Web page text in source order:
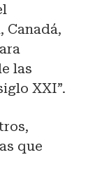
Canadá,
las
XXI”.
que